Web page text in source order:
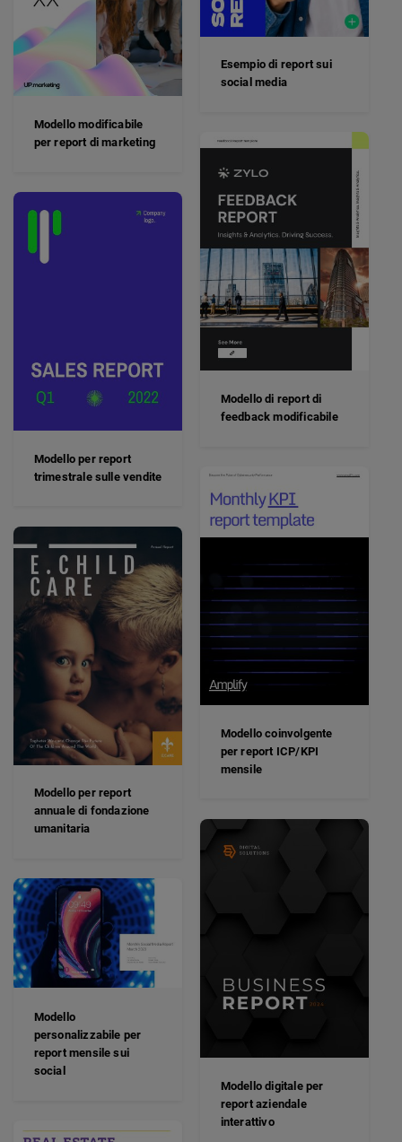
Esempio di report sui
social media
Modello modificabile
per report di marketing
Modello di report di
feedback modificabile
Modello per report
trimestrale sulle vendite
Modello coinvolgente
per report ICP/KPI
mensile
Modello per report
annuale di fondazione
umanitaria
Modello digitale per
report aziendale
interattivo
Modello
personalizzabile per
report mensile sui
social